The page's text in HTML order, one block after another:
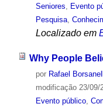
Seniores, Evento
Pesquisa,
Localizado em
Why People
por Rafael
modificação23/09/
Evento público,